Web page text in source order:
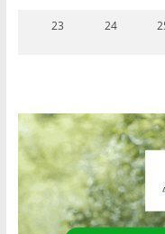
23 24